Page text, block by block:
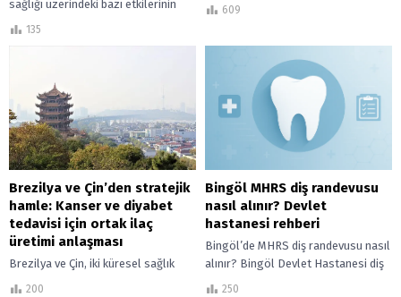
sağlığı üzerindeki bazı etkilerinin
135
609
Brezilya ve Çin’den stratejik
hamle: Kanser ve diyabet
tedavisi için ortak ilaç
üretimi anlaşması
Brezilya ve Çin, iki küresel sağlık
sorunu olan kanser ve diyabet
200
Bingöl MHRS diş randevusu
nasıl alınır? Devlet
hastanesi rehberi
Bingöl’de MHRS diş randevusu nasıl
alınır? Bingöl Devlet Hastanesi diş
poliklinikleri için randevu alma
250